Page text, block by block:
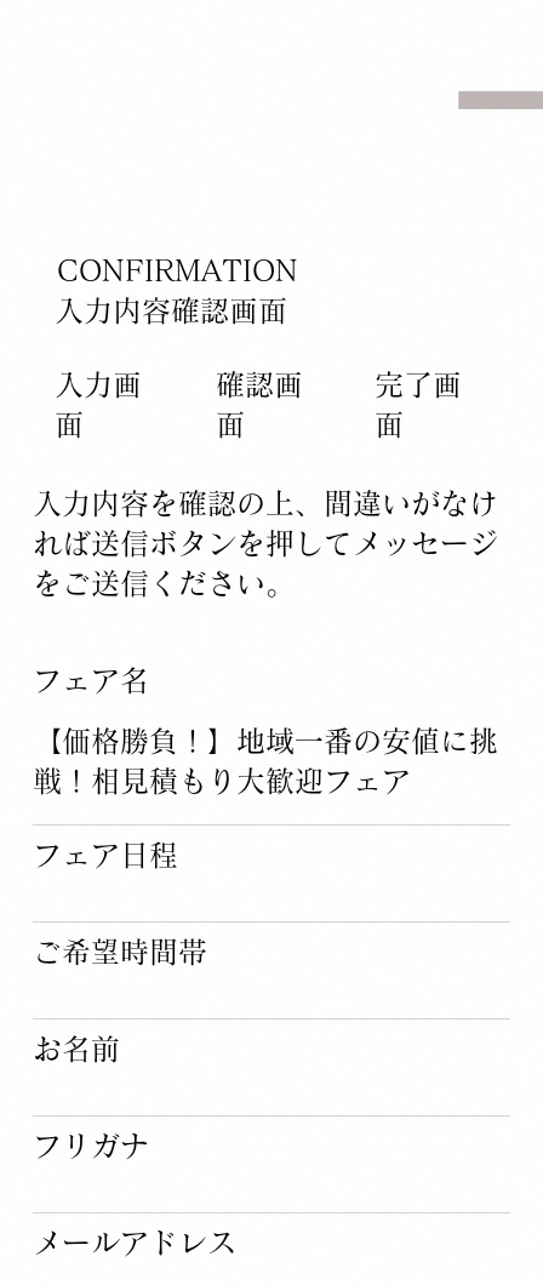
​入力画
面
確認画
面
​完了​画
面
CONFIRMATION
​入力内容確認画面
入力内容を確認の上、間違いがなけ
れば送信ボタンを押してメッセージ
をご送信ください。
​フェア名
​フェア日程
​ご希望時間帯
​お名前
​フリガナ
​メールアドレス
【価格勝負！】地域一番の安値に挑
戦！相見積もり大歓迎フェア